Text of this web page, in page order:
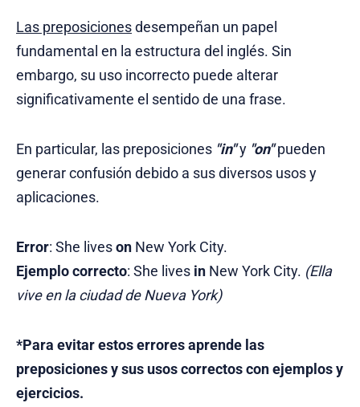
Las preposicionesdesempeñan un papel
fundamental en la estructura del inglés. Sin
embargo, su uso incorrecto puede alterar
significativamente el sentido de una frase.
En particular, las preposiciones "in"y "on"pueden
generar confusión debido a sus diversos usos y
aplicaciones.
Error: She liveson New York City.
Ejemplo correcto: She lives in New York City. (Ella
vive en la ciudad de Nueva York)
*Para evitar estos errores aprende las
preposiciones y sus usos correctos con ejemplos y
ejercicios.